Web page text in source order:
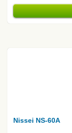
Nissei NS-60A